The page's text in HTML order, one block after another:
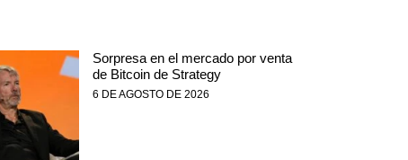
Sorpresa en el mercado por venta
de Bitcoin de Strategy
6 DE AGOSTO DE 2026